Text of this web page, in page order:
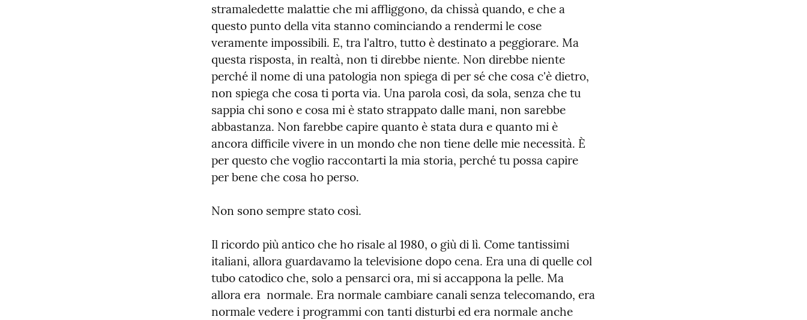
stramaledette malattie che mi affliggono, da chissà quando, e che a
questo punto della vita stanno cominciando a rendermi le cose
veramente impossibili. E, tra l'altro, tutto è destinato a peggiorare. Ma
questa risposta, in realtà, non ti direbbe niente. Non direbbe niente
perché il nome di una patologia non spiega di per sé che cosa c'è dietro,
non spiega che cosa ti porta via. Una parola così, da sola, senza che tu
sappia chi sono e cosa mi è stato strappato dalle mani, non sarebbe
abbastanza. Non farebbe capire quanto è stata dura e quanto mi è
ancora difficile vivere in un mondo che non tiene delle mie necessità. È
per questo che voglio raccontarti la mia storia, perché tu possa capire
per bene che cosa ho perso.
Non sono sempre stato così.
Il ricordo più antico che ho risale al 1980, o giù di lì. Come tantissimi
italiani, allora guardavamo la televisione dopo cena. Era una di quelle col
tubo catodico che, solo a pensarci ora, mi si accappona la pelle. Ma
allora era  normale. Era normale cambiare canali senza telecomando, era
normale vedere i programmi con tanti disturbi ed era normale anche